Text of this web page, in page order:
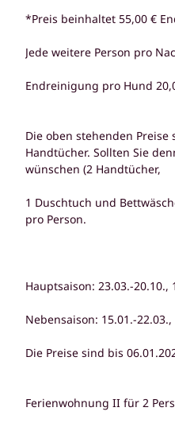
*Preis beinhaltet 55,00 €
Jede weitere Person pro
Endreinigung pro Hund
Die oben stehenden
Handtücher. Sollten Sie
wünschen (2 Handtücher,
1 Duschtuch und
pro Person.
Hauptsaison: 23.03.-20.10.,
Nebensaison: 15.01.-
Die Preise sind bis
Ferienwohnung II für 2